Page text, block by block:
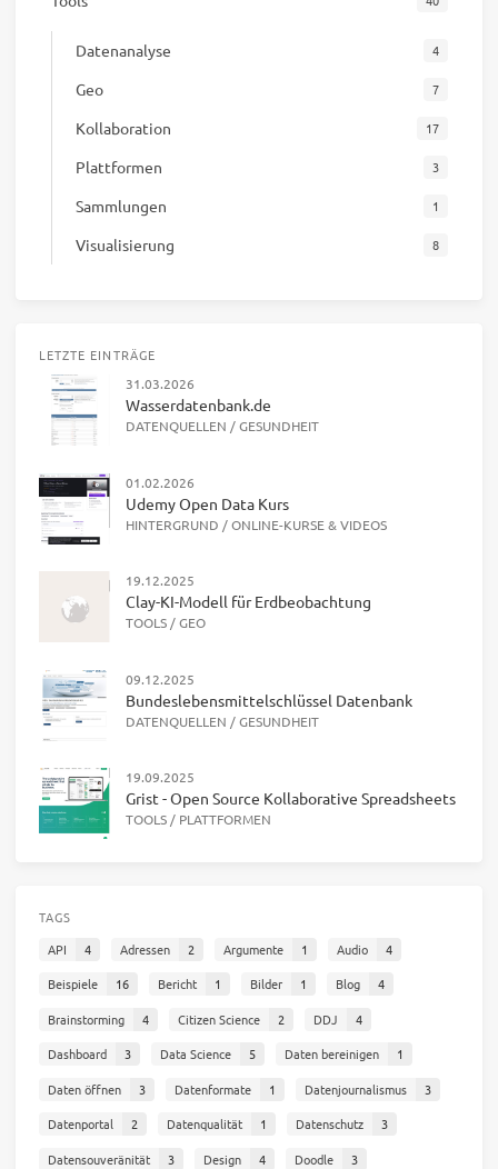
Datenanalyse 4
Geo 7
Kollaboration 17
Plattformen 3
Sammlungen 1
Visualisierung 8
LETZTE EINTRÄGE
31.03.2026
Wasserdatenbank.de
DATENQUELLEN /GESUNDHEIT
01.02.2026
Udemy Open Data Kurs
HINTERGRUND /ONLINE-KURSE & VIDEOS
19.12.2025
Clay-KI-Modell für Erdbeobachtung
TOOLS /GEO
09.12.2025
Bundeslebensmittelschlüssel Datenbank
DATENQUELLEN /GESUNDHEIT
19.09.2025
Grist - Open Source Kollaborative Spreadsheets
TOOLS / PLATTFORMEN
TAGS
API
4 Adressen 2 Argumente 1 Audio
4
Beispiele
16 Bericht 1 Bilder 1 Blog
4
Brainstorming
4 Citizen Science 2 DDJ
4
Dashboard
3 Data Science 5 Daten bereinigen
1
Daten öffnen
3 Datenformate 1 Datenjournalismus
3
Datenportal
2 Datenqualität 1 Datenschutz
3
Datensouveränität
3 Design 4 Doodle
3